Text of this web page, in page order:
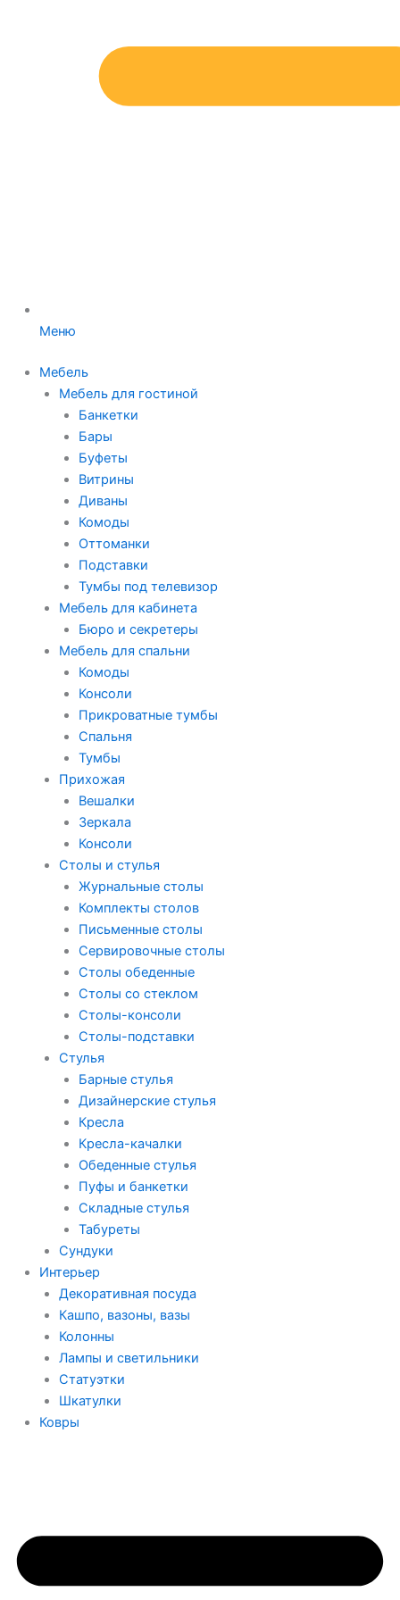
Меню
Мебель
Мебель для гостиной
Банкетки
Бары
Буфеты
Витрины
Диваны
Комоды
Оттоманки
Подставки
Тумбы под телевизор
Мебель для кабинета
Бюро и секретеры
Мебель для спальни
Комоды
Консоли
Прикроватные тумбы
Спальня
Тумбы
Прихожая
Вешалки
Зеркала
Консоли
Столы и стулья
Журнальные столы
Комплекты столов
Письменные столы
Сервировочные столы
Столы обеденные
Столы со стеклом
Столы-консоли
Столы-подставки
Стулья
Барные стулья
Дизайнерские стулья
Кресла
Кресла-качалки
Обеденные стулья
Пуфы и банкетки
Складные стулья
Табуреты
Сундуки
Интерьер
Декоративная посуда
Кашпо, вазоны, вазы
Колонны
Лампы и светильники
Статуэтки
Шкатулки
Ковры